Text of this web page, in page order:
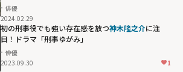
俳優
2024.02.29
初の刑事役でも強い存在感を放つ神木隆之介に注
目！ドラマ「刑事ゆがみ」
俳優
2023.09.30
1